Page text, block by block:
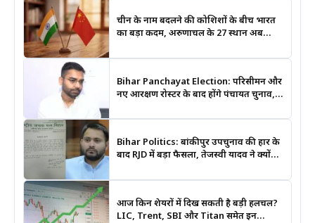
चीन के नाम बदलने की कोशिशों के बीच भारत
का बड़ा कदम, अरुणाचल के 27 स्थान अब
Bihar Panchayat Election: परिसीमन और
नए आरक्षण रोस्टर के बाद होंगे पंचायत चुनाव,
Bihar Politics: बांकीपुर उपचुनाव की हार के
बाद RJD में बड़ा फैसला, तेजस्वी यादव ने क्यों
आज किन शेयरों में दिख सकती है बड़ी हलचल?
LIC, Trent, SBI और Titan समेत इन